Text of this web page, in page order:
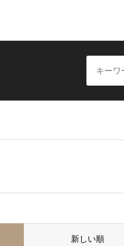
新しい順